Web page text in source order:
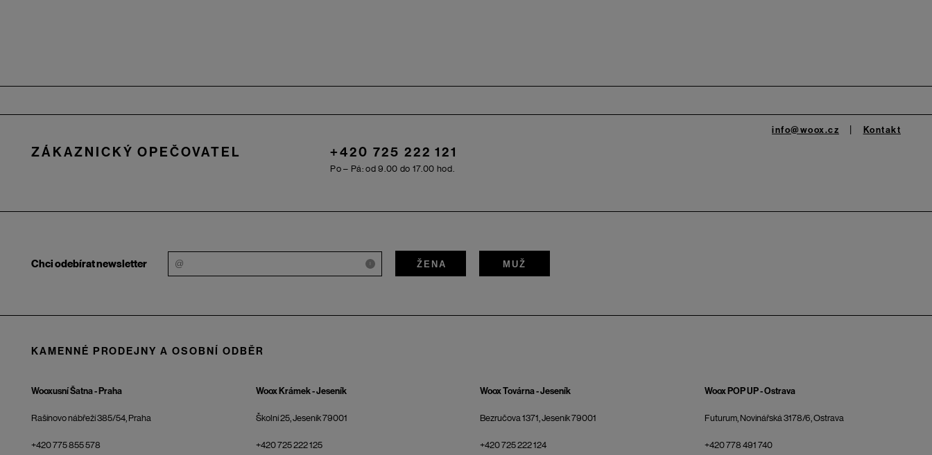
ZÁKAZNICKÝ OPEČOVATEL +420 725 222 121
Po – Pá: od 9.00 do 17.00 hod.
info@woox.cz Kontakt
Chci odebírat newsletter i ŽENA MUŽ
KAMENNÉ PRODEJNY A OSOBNÍ ODBĚR
Wooxusní Šatna - Praha
Rašínovo nábřeží 385/54, Praha
+420 775 855 578
Woox Krámek - Jeseník
Školní 25, Jeseník 79001
+420 725 222 125
Woox Továrna - Jeseník
Bezručova 1371, Jeseník 79001
+420 725 222 124
Woox POP UP - Ostrava
Futurum, Novinářská 3178/6, Ostrava
+420 778 491 740